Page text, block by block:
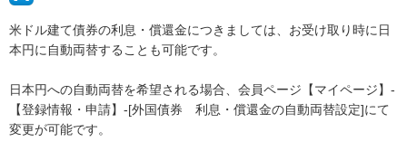
米ドル建て債券の利息・償還金につきましては、お受け取り時に日
本円に自動両替することも可能です。
日本円への自動両替を希望される場合、会員ページ【マイページ】-
【登録情報・申請】-[外国債券 利息・償還金の自動両替設定]にて
変更が可能です。